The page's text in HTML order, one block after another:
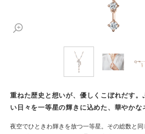
重ねた歴史と想いが、優しくこぼれだす。
い日々を一等星の輝きに込めた、華やかな
夜空でひときわ輝きを放つ一等星。その総数と